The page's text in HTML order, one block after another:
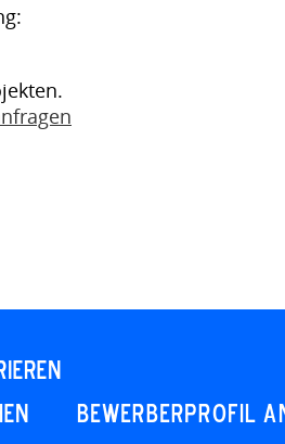
Bewerberprofil